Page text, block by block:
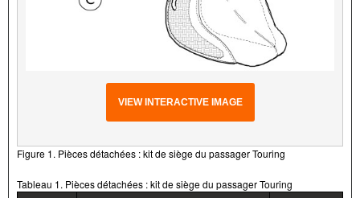
VIEW INTERACTIVE IMAGE
Figure 1. Pièces détachées : kit de siège du passager Touring
Tableau 1. Pièces détachées : kit de siège du passager Touring